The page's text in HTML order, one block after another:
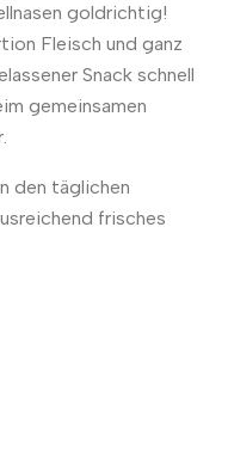
goldrichtig!
Fleisch und ganz
Snack schnell
gemeinsamen
den täglichen
frisches